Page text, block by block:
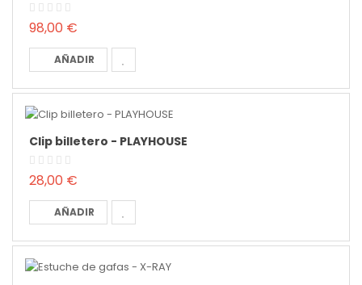
98,00 €
AÑADIR
Clip billetero - PLAYHOUSE
28,00 €
AÑADIR